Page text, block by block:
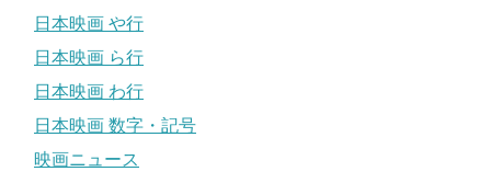
日本映画 や行
日本映画 ら行
日本映画 わ行
日本映画 数字・記号
映画ニュース